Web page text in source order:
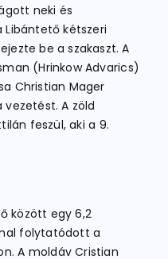
neki és
Libántető kétszeri
be a szakaszt. A
(Hrinkow Advarics)
Christian Mager
A zöld
feszül, aki a 9.
között egy 6,2
folytatódott a
A moldáv Cristian